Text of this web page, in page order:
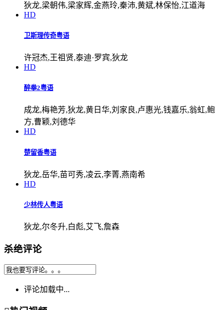
狄龙,梁朝伟,梁家辉,金燕玲,秦沛,黄斌,林保怡,江道海
HD
卫斯理传奇粤语
许冠杰,王祖贤,泰迪·罗宾,狄龙
HD
醉拳2粤语
成龙,梅艳芳,狄龙,黄日华,刘家良,卢惠光,钱嘉乐,翁虹,鲍
方,曹颖,刘德华
HD
楚留香粤语
狄龙,岳华,苗可秀,凌云,李菁,燕南希
HD
少林传人粤语
狄龙,尔冬升,白彪,艾飞,詹森
杀绝评论
评论加载中...